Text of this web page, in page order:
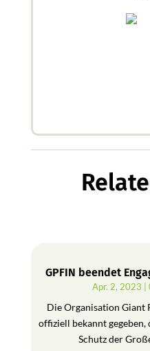
GPFIN beendet
Apr. 2, 2023
Die Organisation Giant
offiziell bekannt
Schutz der